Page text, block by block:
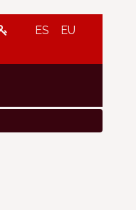
ES EU